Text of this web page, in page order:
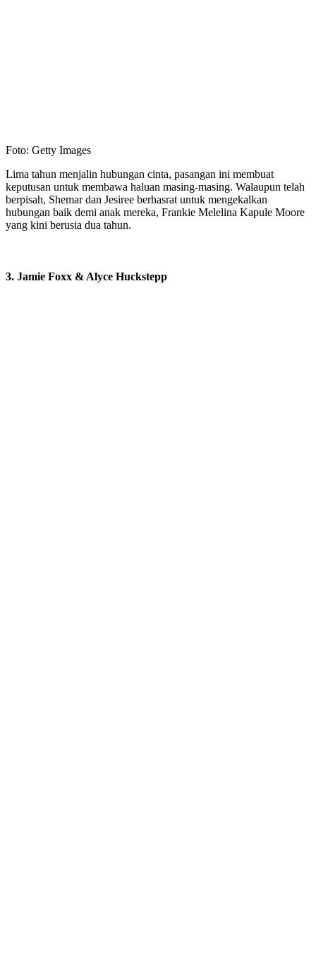
Foto: Getty Images
Lima tahun menjalin hubungan cinta, pasangan ini membuat
keputusan untuk membawa haluan masing-masing. Walaupun telah
berpisah, Shemar dan Jesiree berhasrat untuk mengekalkan
hubungan baik demi anak mereka, Frankie Melelina Kapule Moore
yang kini berusia dua tahun.
3. Jamie Foxx & Alyce Huckstepp